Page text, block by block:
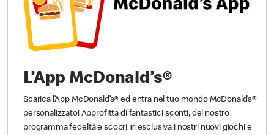
L’App McDonald’s®
Scarica l’App McDonald’s® ed entra nel tuo mondo McDonald’s®
personalizzato! Approfitta di fantastici sconti, del nostro
programma fedeltà e scopri in esclusiva i nostri nuovi giochi e